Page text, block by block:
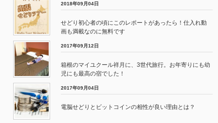
2018年09月04日
せどり初心者の頃にこのレポートがあったら！仕入れ動
画も満載なのに無料です
2017年09月12日
箱根のマイユクール祥月に、3世代旅行。お年寄りにも幼
児にも最高の宿でした！
2017年09月04日
電脳せどりとビットコインの相性が良い理由とは？